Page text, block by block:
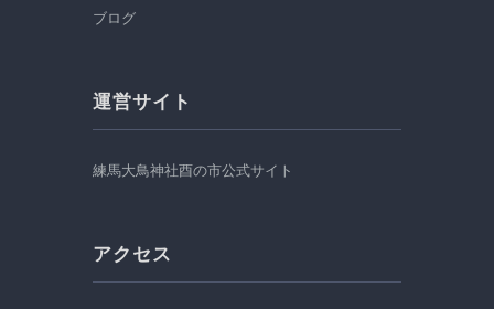
ブログ
運営サイト
練馬大鳥神社酉の市公式サイト
アクセス